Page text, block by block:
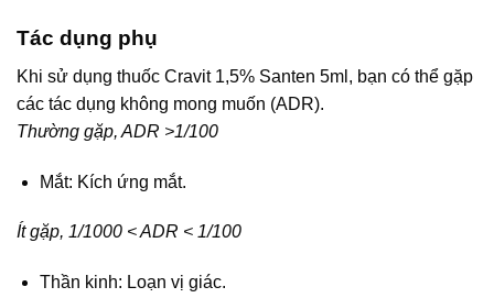
Tác dụng phụ
Khi sử dụng thuốc Cravit 1,5% Santen 5ml, bạn có thể gặp
các tác dụng không mong muốn (ADR).
Thường gặp, ADR >1/100
Mắt: Kích ứng mắt.
Ít gặp, 1/1000 < ADR < 1/100
Thần kinh: Loạn vị giác.